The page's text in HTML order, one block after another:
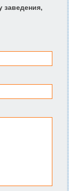
заведения,